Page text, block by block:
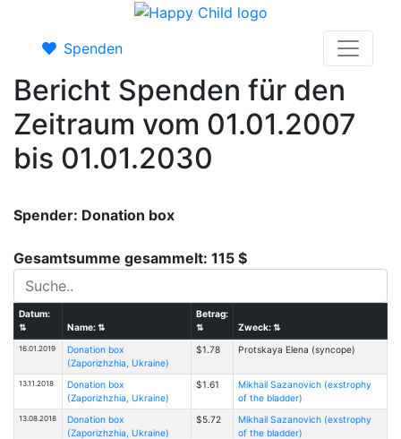
Spenden
Bericht Spenden für den
Zeitraum vom 01.01.2007
bis 01.01.2030
Spender: Donation box
Gesamtsumme gesammelt: 115 $
Datum:
⇅
Name:⇅
Betrag:
⇅
Zweck:⇅
16.01.2019
Donation box
(Zaporizhzhia, Ukraine)
$1.78 Protskaya Elena (syncope)
13.11.2018
Donation box
(Zaporizhzhia, Ukraine)
$1.61
Mikhail Sazanovich (exstrophy
of the bladder)
13.08.2018
Donation box
(Zaporizhzhia, Ukraine)
$5.72
Mikhail Sazanovich (exstrophy
of the bladder)